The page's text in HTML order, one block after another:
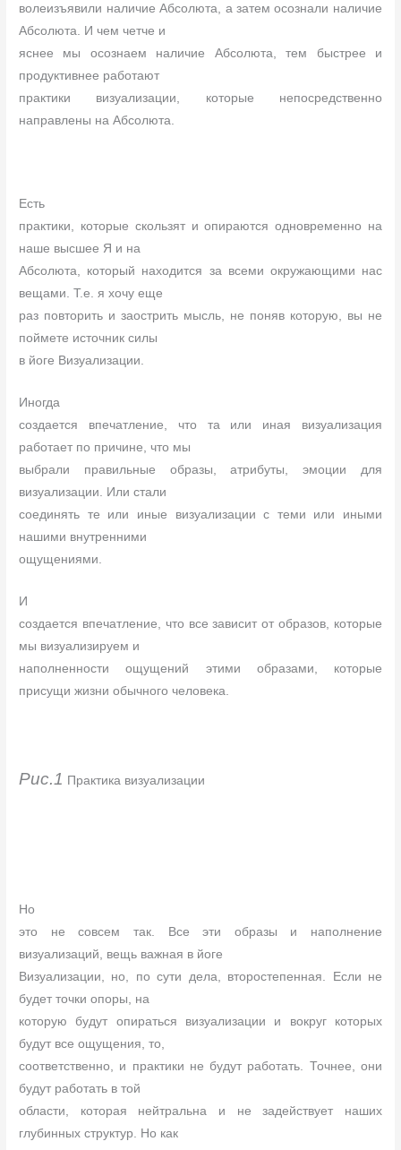
волеизъявили наличие Абсолюта, а затем осознали наличие
Абсолюта. И чем четче и
яснее мы осознаем наличие Абсолюта, тем быстрее и
продуктивнее работают
практики визуализации, которые непосредственно
направлены на Абсолюта.
Есть
практики, которые скользят и опираются одновременно на
наше высшее Я и на
Абсолюта, который находится за всеми окружающими нас
вещами. Т.е. я хочу еще
раз повторить и заострить мысль, не поняв которую, вы не
поймете источник силы
в йоге Визуализации.
Иногда
создается впечатление, что та или иная визуализация
работает по причине, что мы
выбрали правильные образы, атрибуты, эмоции для
визуализации. Или стали
соединять те или иные визуализации с теми или иными
нашими внутренними
ощущениями.
И
создается впечатление, что все зависит от образов, которые
мы визуализируем и
наполненности ощущений этими образами, которые
присущи жизни обычного человека.
Рис.1 Практика визуализации
Но
это не совсем так. Все эти образы и наполнение
визуализаций, вещь важная в йоге
Визуализации, но, по сути дела, второстепенная. Если не
будет точки опоры, на
которую будут опираться визуализации и вокруг которых
будут все ощущения, то,
соответственно, и практики не будут работать. Точнее, они
будут работать в той
области, которая нейтральна и не задействует наших
глубинных структур. Но как